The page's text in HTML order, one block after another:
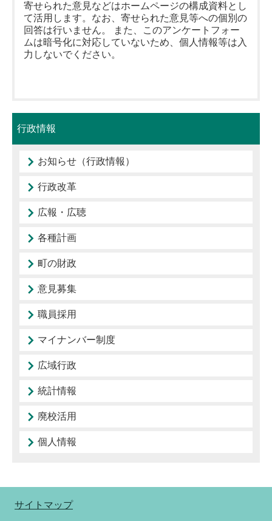
寄せられた意見などはホームページの構成資料とし
て活用します。なお、寄せられた意見等への個別の
回答は行いません。 また、このアンケートフォー
ムは暗号化に対応していないため、個人情報等は入
力しないでください。
行政情報
お知らせ（行政情報）
行政改革
広報・広聴
各種計画
町の財政
意見募集
職員採用
マイナンバー制度
広域行政
統計情報
廃校活用
個人情報
サイトマップ